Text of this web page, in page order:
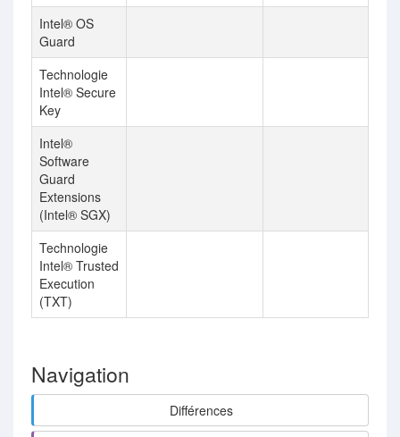
Intel® OS
Guard
Technologie
Intel® Secure
Key
Intel®
Software
Guard
Extensions
(Intel® SGX)
Technologie
Intel® Trusted
Execution
(TXT)
Navigation
Différences